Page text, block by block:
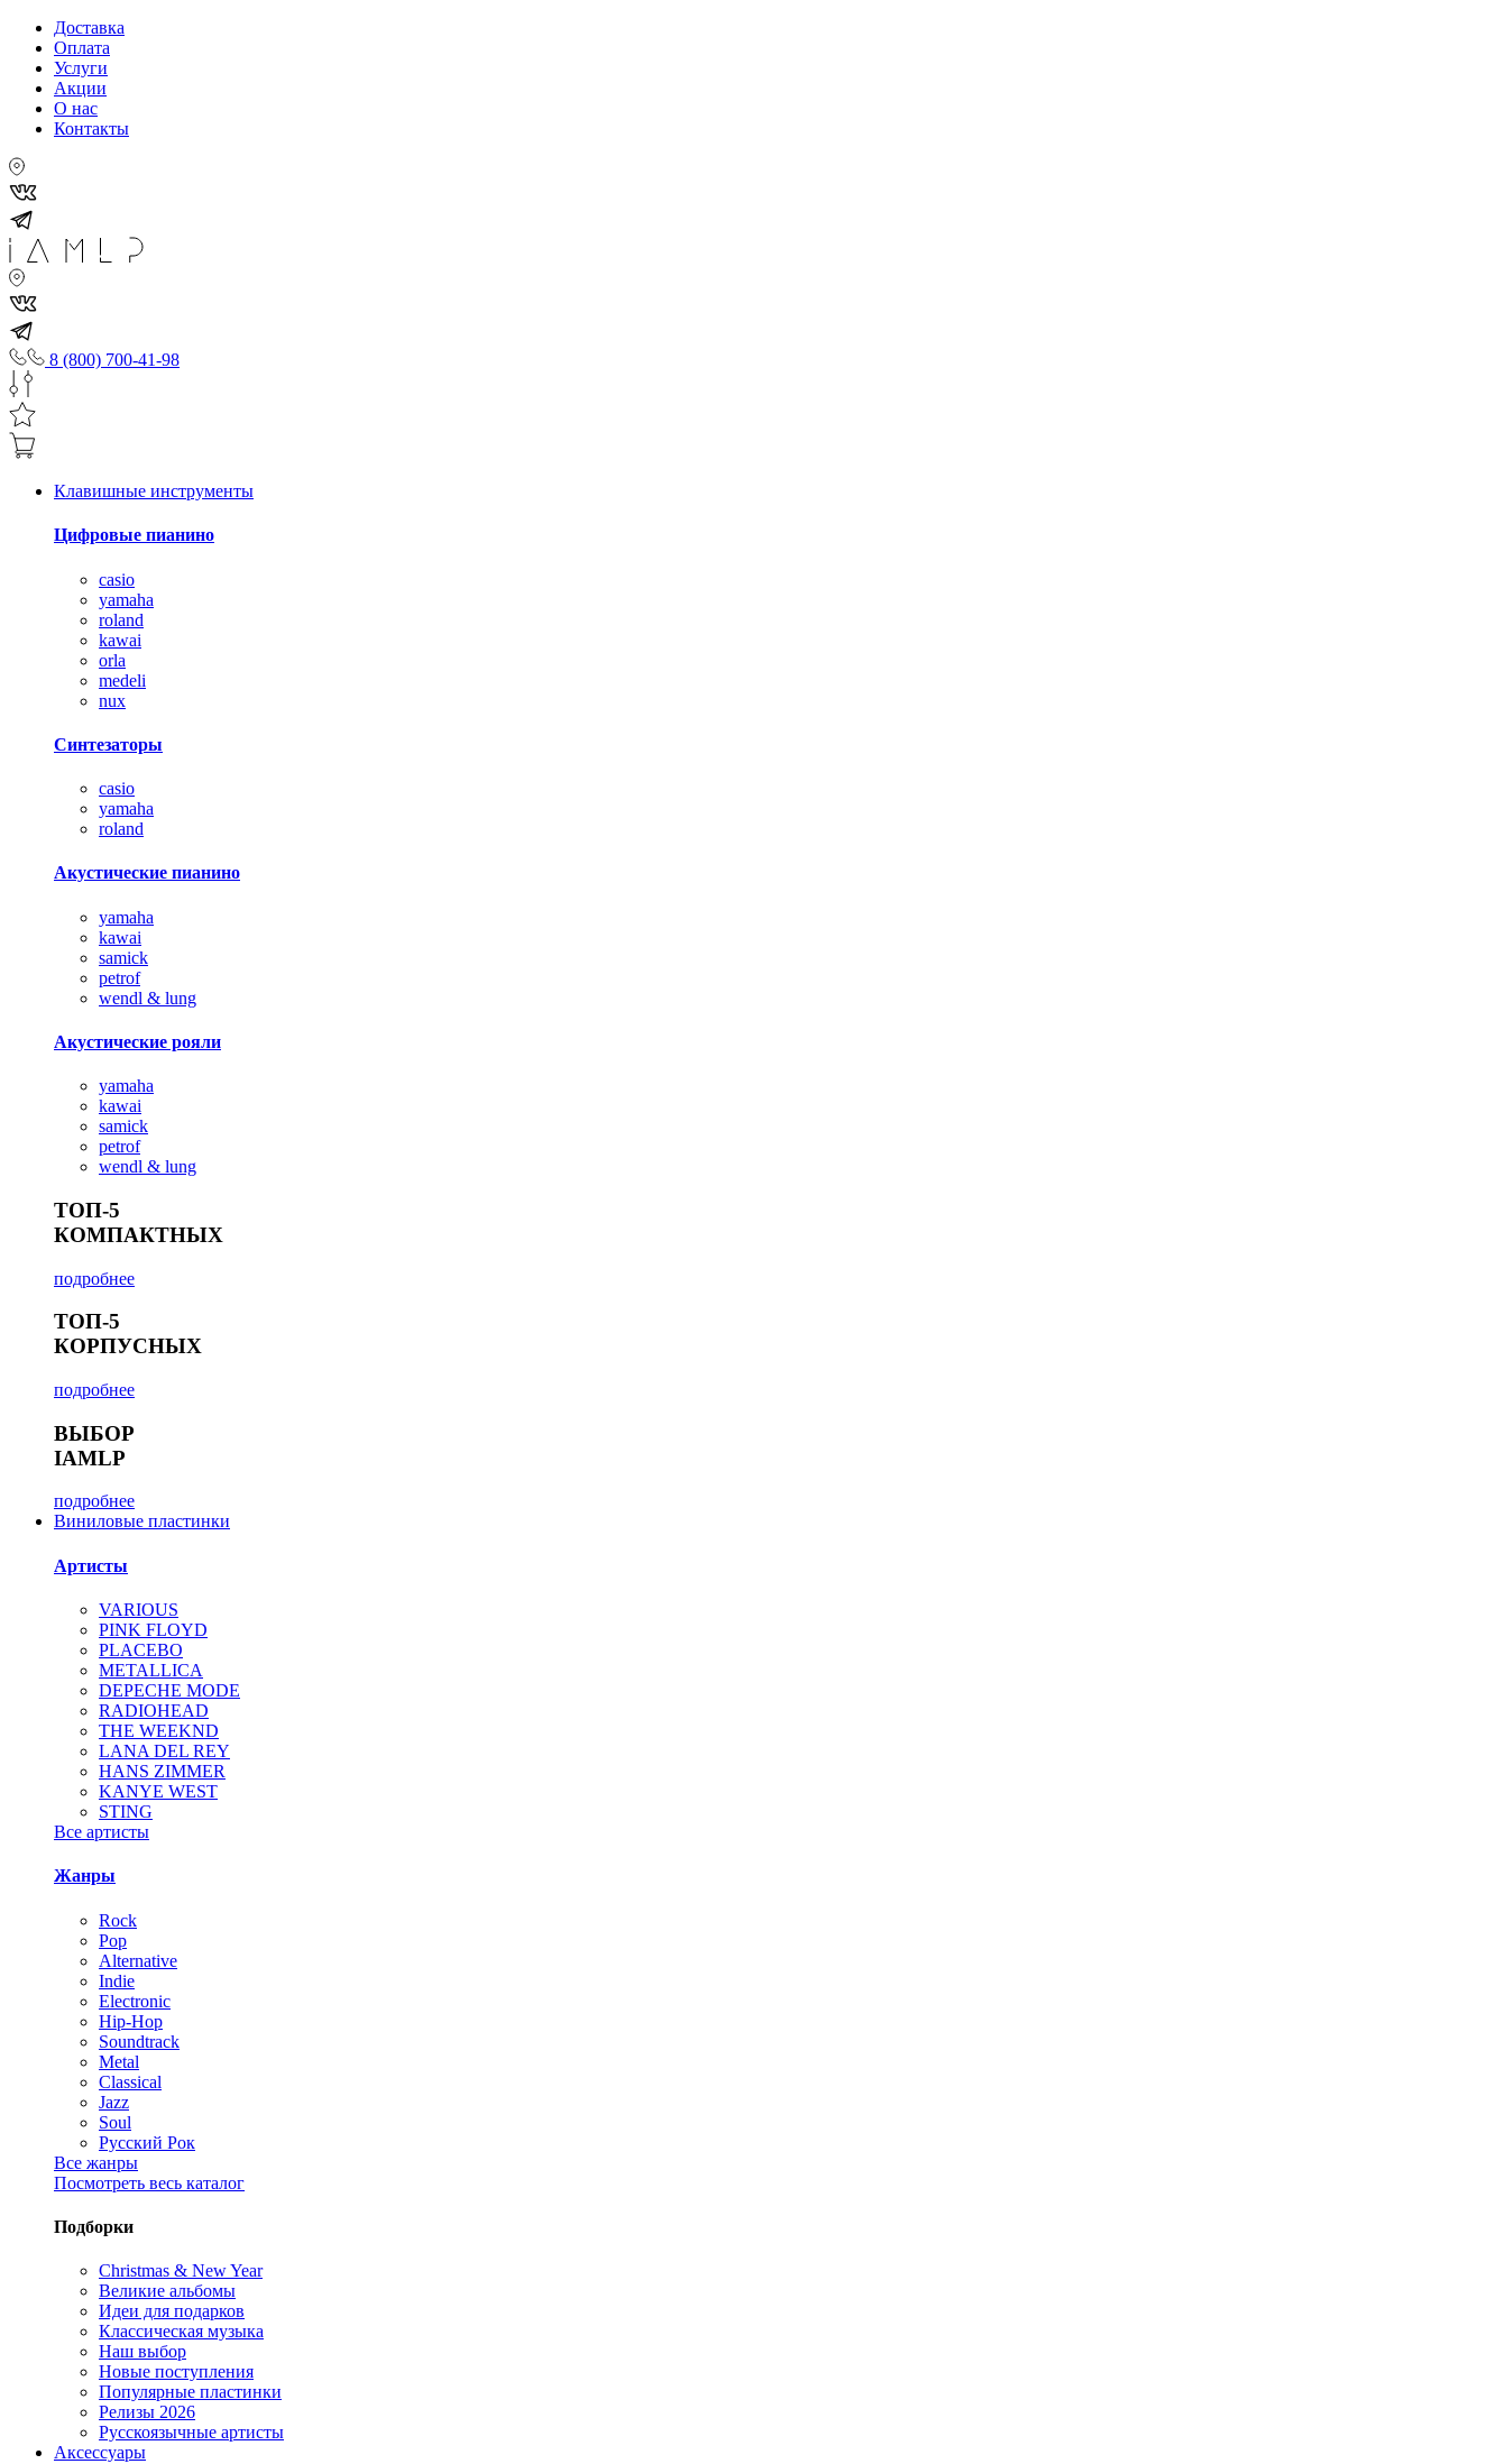
Доставка
Оплата
Услуги
Акции
О нас
Контакты
8 (800) 700-41-98
Клавишные инструменты
Цифровые пианино
casio
yamaha
roland
kawai
orla
medeli
nux
Синтезаторы
casio
yamaha
roland
Акустические пианино
yamaha
kawai
samick
petrof
wendl & lung
Акустические рояли
yamaha
kawai
samick
petrof
wendl & lung
ТОП-5
КОМПАКТНЫХ
подробнее
ТОП-5
КОРПУСНЫХ
подробнее
ВЫБОР
IAMLP
подробнее
Виниловые пластинки
Артисты
VARIOUS
PINK FLOYD
PLACEBO
METALLICA
DEPECHE MODE
RADIOHEAD
THE WEEKND
LANA DEL REY
HANS ZIMMER
KANYE WEST
STING
Все артисты
Жанры
Rock
Pop
Alternative
Indie
Electronic
Hip-Hop
Soundtrack
Metal
Classical
Jazz
Soul
Русский Рок
Все жанры
Посмотреть весь каталог
Подборки
Christmas & New Year
Великие альбомы
Идеи для подарков
Классическая музыка
Наш выбор
Новые поступления
Популярные пластинки
Релизы 2026
Русскоязычные артисты
Аксессуары